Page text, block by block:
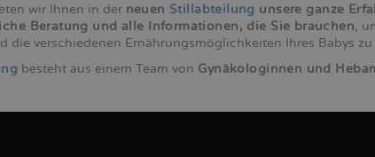
wir Ihnen in der neuen Stillabteilung unsere ganze
Beratung und alle Informationen, die Sie brauchen,
die verschiedenen Ernährungsmöglichkeiten Ihres Babys zu
besteht aus einem Team von Gynäkologinnen und